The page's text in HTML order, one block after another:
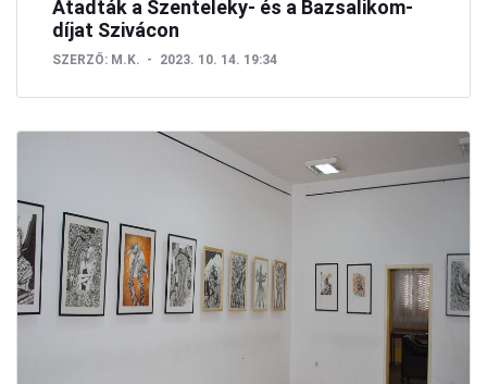
Átadták a Szenteleky- és a Bazsalikom-
díjat Szivácon
SZERZŐ: M.K. 2023. 10. 14. 19:34